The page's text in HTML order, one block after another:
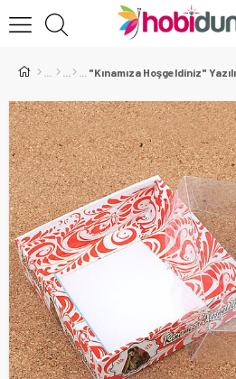
"Kınamıza Hoşgeldiniz"